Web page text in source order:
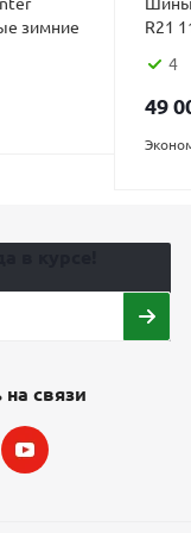
зимние
R21
4
49
связи